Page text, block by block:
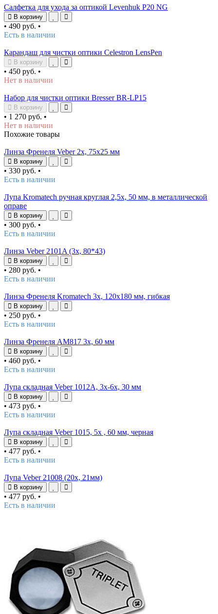
Салфетка для ухода за оптикой Levenhuk P20 NG
В корзину
• 490 руб. •
Есть в наличии
Карандаш для чистки оптики Celestron LensPen
В корзину
• 450 руб. •
Нет в наличии
Набор для чистки оптики Bresser BR-LP15
В корзину
• 1 270 руб. •
Нет в наличии
Похожие товары
Линза Френеля Veber 2x, 75x25 мм
В корзину
• 330 руб. •
Есть в наличии
Лупа Kromatech ручная круглая 2,5х, 50 мм, в металлической
оправе
В корзину
• 300 руб. •
Есть в наличии
Линза Veber 2101A (3х, 80*43)
В корзину
• 280 руб. •
Есть в наличии
Линза Френеля Kromatech 3х, 120х180 мм, гибкая
В корзину
• 250 руб. •
Есть в наличии
Линза Френеля АМ817 3x, 60 мм
В корзину
• 460 руб. •
Есть в наличии
Лупа складная Veber 1012А, 3x-6x, 30 мм
В корзину
• 473 руб. •
Есть в наличии
Лупа складная Veber 1015, 5x , 60 мм, черная
В корзину
• 477 руб. •
Есть в наличии
Лупа Veber 21008 (20х, 21мм)
В корзину
• 477 руб. •
Есть в наличии